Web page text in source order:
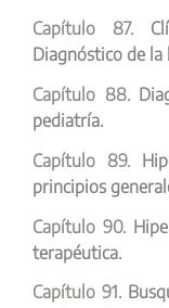
Capítulo 87.
Diagnóstico de
Capítulo 88.
pediatría.
Capítulo 89.
principios
Capítulo 90.
terapéutica.
Capítulo 91.